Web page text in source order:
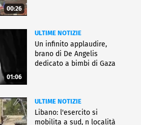
00:26
01:06
ULTIME NOTIZIE
Un infinito applaudire,
brano di De Angelis
dedicato a bimbi di Gaza
ULTIME NOTIZIE
Libano: l'esercito si
mobilita a sud, n località